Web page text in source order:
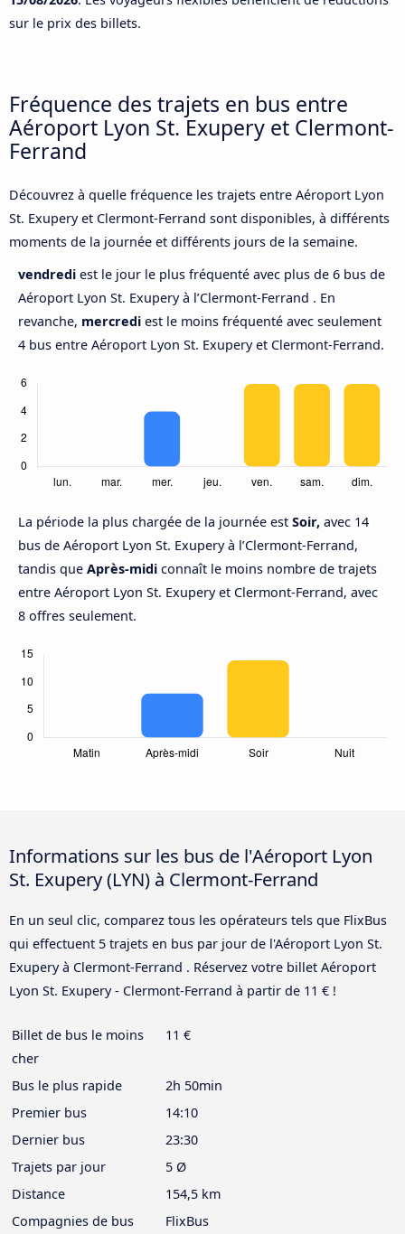
sur le prix des billets.
Fréquence des trajets en bus entre
Aéroport Lyon St. Exupery et Clermont-
Ferrand
Découvrez à quelle fréquence les trajets entre Aéroport Lyon
St. Exupery et Clermont-Ferrand sont disponibles, à différents
moments de la journée et différents jours de la semaine.
vendredi est le jour le plus fréquenté avec plus de 6 bus de
Aéroport Lyon St. Exupery à l’Clermont-Ferrand . En
revanche, mercredi est le moins fréquenté avec seulement
4 bus entre Aéroport Lyon St. Exupery et Clermont-Ferrand.
La période la plus chargée de la journée est Soir, avec 14
bus de Aéroport Lyon St. Exupery à l’Clermont-Ferrand,
tandis que Après-midi connaît le moins nombre de trajets
entre Aéroport Lyon St. Exupery et Clermont-Ferrand, avec
8 offres seulement.
Informations sur les bus de l'Aéroport Lyon
St. Exupery (LYN) à Clermont-Ferrand
En un seul clic, comparez tous les opérateurs tels que FlixBus
qui effectuent 5 trajets en bus par jour de l'Aéroport Lyon St.
Exupery à Clermont-Ferrand . Réservez votre billet Aéroport
Lyon St. Exupery - Clermont-Ferrand à partir de 11 € !
Billet de bus le moins
cher
11 €
Bus le plus rapide
2h 50min
Premier bus
14:10
Dernier bus
23:30
Trajets par jour
5 Ø
Distance
154,5 km
Compagnies de bus
FlixBus